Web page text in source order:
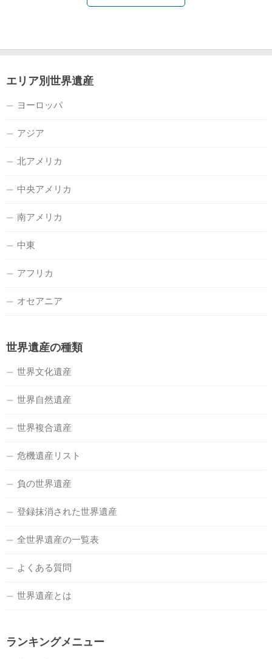
エリア別世界遺産
ヨーロッパ
アジア
北アメリカ
中央アメリカ
南アメリカ
中東
アフリカ
オセアニア
世界遺産の種類
世界文化遺産
世界自然遺産
世界複合遺産
危機遺産リスト
負の世界遺産
登録抹消された世界遺産
全世界遺産の一覧表
よくある質問
世界遺産とは
ランキングメニュー